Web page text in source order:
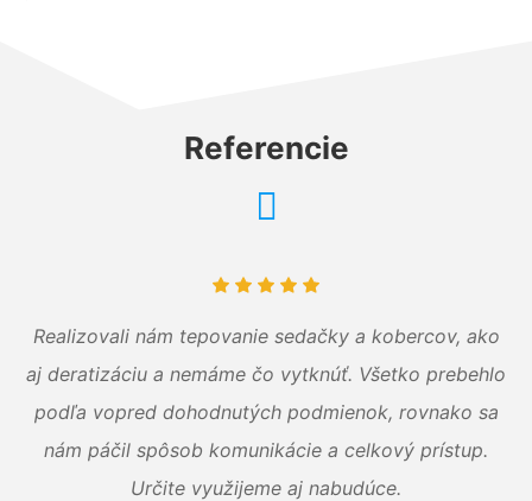
Referencie
Realizovali nám tepovanie sedačky a kobercov, ako
aj deratizáciu a nemáme čo vytknúť. Všetko prebehlo
podľa vopred dohodnutých podmienok, rovnako sa
nám páčil spôsob komunikácie a celkový prístup.
Určite využijeme aj nabudúce.